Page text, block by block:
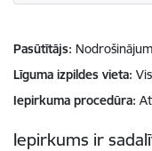
Pasūtītājs
Līguma izpildes vieta
Iepirkuma procedūra
Iepirkums ir